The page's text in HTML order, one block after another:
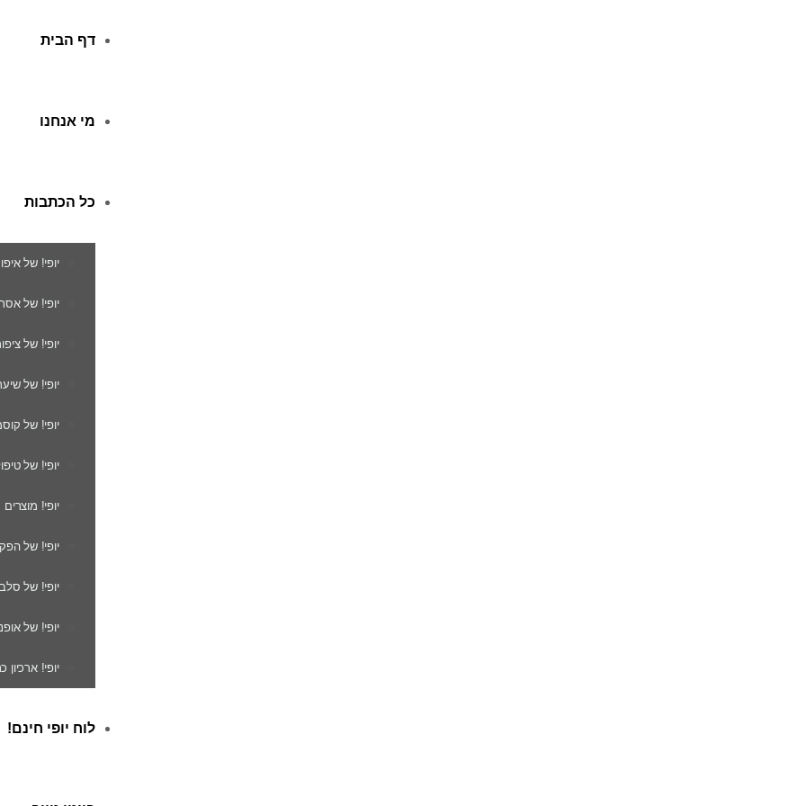
דף הבית
מי אנחנו
כל הכתבות
יופי! של
יופי! של
יופי! של
יופי! של
יופי! של
יופי! של
יופי!
יופי! של
יופי! של
יופי! של
יופי! ארכיון
לוח יופי חינם!